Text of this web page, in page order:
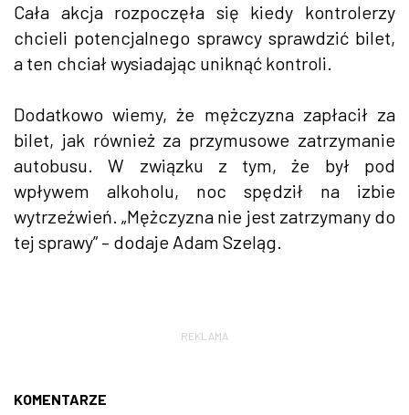
Cała akcja rozpoczęła się kiedy kontrolerzy
chcieli potencjalnego sprawcy sprawdzić bilet,
a ten chciał wysiadając uniknąć kontroli.
Dodatkowo wiemy, że mężczyzna zapłacił za
bilet, jak również za przymusowe zatrzymanie
autobusu. W związku z tym, że był pod
wpływem alkoholu, noc spędził na izbie
wytrzeźwień. „Mężczyzna nie jest zatrzymany do
tej sprawy” – dodaje Adam Szeląg.
REKLAMA
KOMENTARZE